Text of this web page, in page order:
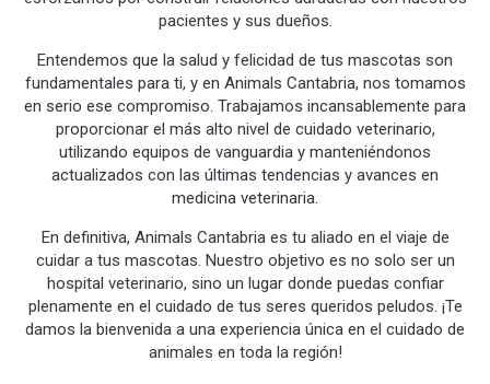
pacientes y sus dueños.
Entendemos que la salud y felicidad de tus mascotas son
fundamentales para ti, y en Animals Cantabria, nos tomamos
en serio ese compromiso. Trabajamos incansablemente para
proporcionar el más alto nivel de cuidado veterinario,
utilizando equipos de vanguardia y manteniéndonos
actualizados con las últimas tendencias y avances en
medicina veterinaria.
En definitiva, Animals Cantabria es tu aliado en el viaje de
cuidar a tus mascotas. Nuestro objetivo es no solo ser un
hospital veterinario, sino un lugar donde puedas confiar
plenamente en el cuidado de tus seres queridos peludos. ¡Te
damos la bienvenida a una experiencia única en el cuidado de
animales en toda la región!